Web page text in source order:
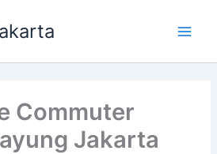
Commuter
Jakarta